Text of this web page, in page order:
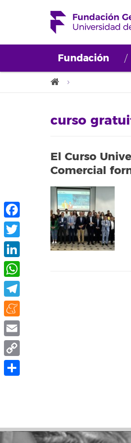
Fundación
curso
El Curso
Comercial
Facebook
Twitter
LinkedIn
WhatsApp
Telegram
Meneame
Email
Copy